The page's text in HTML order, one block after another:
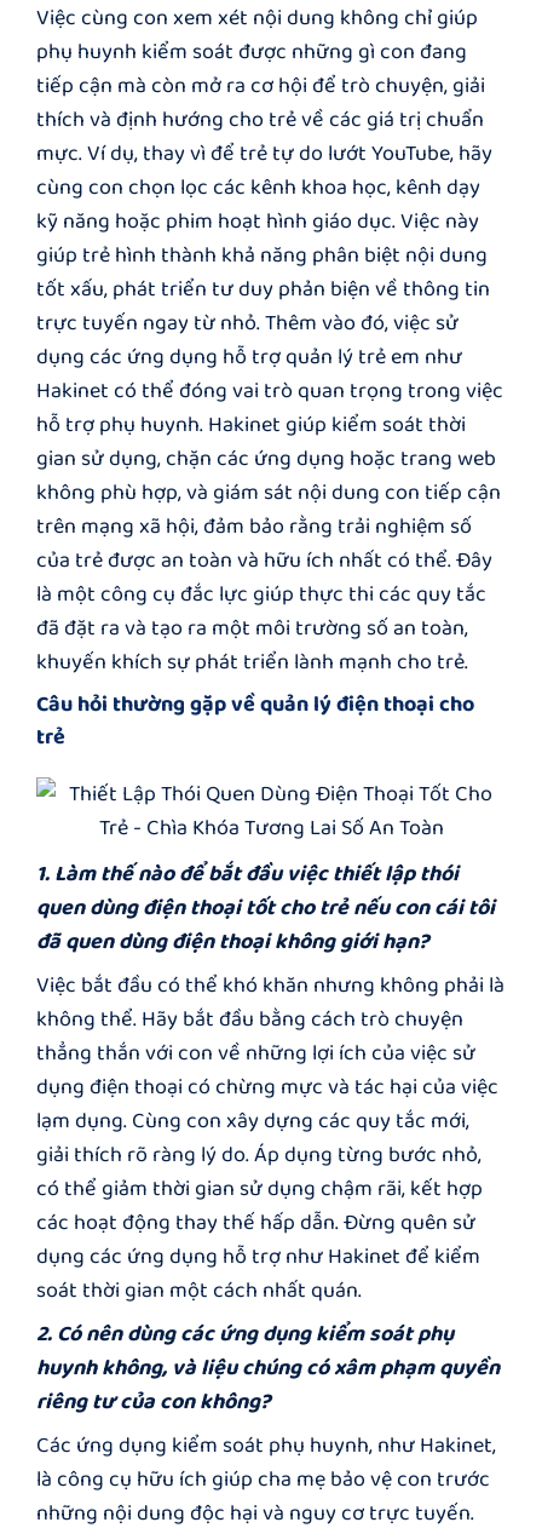
Việc cùng con xem xét nội dung không chỉ giúp
phụ huynh kiểm soát được những gì con đang
tiếp cận mà còn mở ra cơ hội để trò chuyện, giải
thích và định hướng cho trẻ về các giá trị chuẩn
mực. Ví dụ, thay vì để trẻ tự do lướt YouTube, hãy
cùng con chọn lọc các kênh khoa học, kênh dạy
kỹ năng hoặc phim hoạt hình giáo dục. Việc này
giúp trẻ hình thành khả năng phân biệt nội dung
tốt xấu, phát triển tư duy phản biện về thông tin
trực tuyến ngay từ nhỏ. Thêm vào đó, việc sử
dụng các ứng dụng hỗ trợ quản lý trẻ em như
Hakinet có thể đóng vai trò quan trọng trong việc
hỗ trợ phụ huynh. Hakinet giúp kiểm soát thời
gian sử dụng, chặn các ứng dụng hoặc trang web
không phù hợp, và giám sát nội dung con tiếp cận
trên mạng xã hội, đảm bảo rằng trải nghiệm số
của trẻ được an toàn và hữu ích nhất có thể. Đây
là một công cụ đắc lực giúp thực thi các quy tắc
đã đặt ra và tạo ra một môi trường số an toàn,
khuyến khích sự phát triển lành mạnh cho trẻ.
Câu hỏi thường gặp về quản lý điện thoại cho
trẻ
1. Làm thế nào để bắt đầu việc thiết lập thói
quen dùng điện thoại tốt cho trẻ nếu con cái tôi
đã quen dùng điện thoại không giới hạn?
Việc bắt đầu có thể khó khăn nhưng không phải là
không thể. Hãy bắt đầu bằng cách trò chuyện
thẳng thắn với con về những lợi ích của việc sử
dụng điện thoại có chừng mực và tác hại của việc
lạm dụng. Cùng con xây dựng các quy tắc mới,
giải thích rõ ràng lý do. Áp dụng từng bước nhỏ,
có thể giảm thời gian sử dụng chậm rãi, kết hợp
các hoạt động thay thế hấp dẫn. Đừng quên sử
dụng các ứng dụng hỗ trợ như Hakinet để kiểm
soát thời gian một cách nhất quán.
2. Có nên dùng các ứng dụng kiểm soát phụ
huynh không, và liệu chúng có xâm phạm quyền
riêng tư của con không?
Các ứng dụng kiểm soát phụ huynh, nhưHakinet,
là công cụ hữu ích giúp cha mẹ bảo vệ con trước
những nội dung độc hại và nguy cơ trực tuyến.